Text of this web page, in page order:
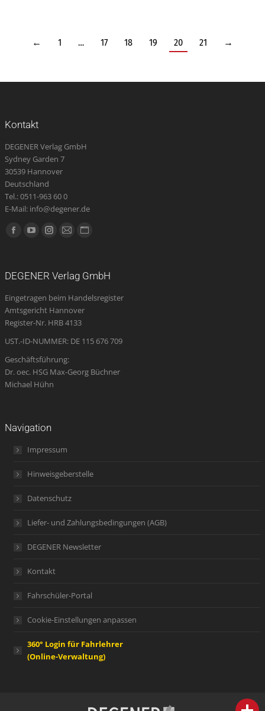
← 1 … 17 18 19 20 21 →
Kontakt
DEGENER Verlag GmbH
Sydney Garden 7
30539 Hannover
Deutschland
Tel.: 0511-963 60 0
E-Mail: info@degener.de
Finden Sie uns auf:
Facebook
new
window
YouTube
new
window
Instagram
new
window
E-
opens
in
new
Website
new
DEGENER Verlag GmbH
Eingetragen beim Handelsregister
Amtsgericht Hannover
Register-Nr. HRB 4133
UST.-ID-NUMMER: DE 115 676 709
Geschäftsführung:
Dr. oec. HSG Max-Georg Büchner
Michael Hühn
Navigation
Impressum
Hinweisgeberstelle
Datenschutz
Liefer- und Zahlungsbedingungen (AGB)
DEGENER Newsletter
Kontakt
Fahrschüler-Portal
Cookie-Einstellungen anpassen
360° Login für Fahrlehrer
(Online-Verwaltung)
person IHR FACHBERATER